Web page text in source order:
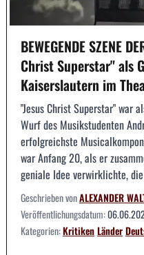
BEWEGENDE SZENE
Christ Superstar" als
Kaiserslautern im
"Jesus Christ Superstar" war
Wurf des Musikstudenten
erfolgreichste
war Anfang 20, als er
geniale Idee verwirklichte,
Geschrieben vonALEXANDER
Veröffentlichungsdatum:
Kategorien:KritikenLänder